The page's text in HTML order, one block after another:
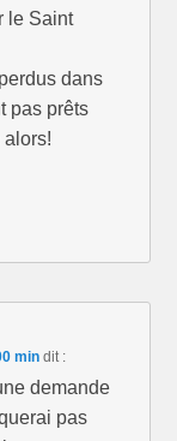
le Saint
dans
pas prêts
alors!
min dit :
demande
pas